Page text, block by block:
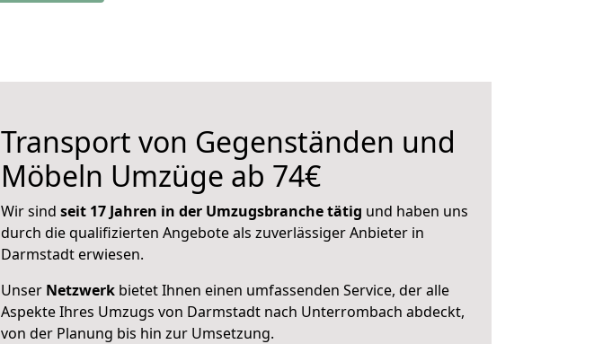
Transport von Gegenständen und
Möbeln Umzüge ab 74€
Wir sind seit 17 Jahren in der Umzugsbranche tätig und haben uns
durch die qualifizierten Angebote als zuverlässiger Anbieter in
Darmstadt erwiesen.
Unser Netzwerk bietet Ihnen einen umfassenden Service, der alle
Aspekte Ihres Umzugs von Darmstadt nach Unterrombach abdeckt,
von der Planung bis hin zur Umsetzung.